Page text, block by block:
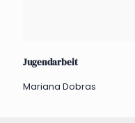
Jugendarbeit
Mariana Dobras